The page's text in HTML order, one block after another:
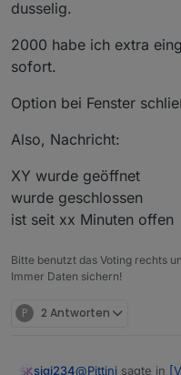
dusselig.
2000 habe ich extra
sofort.
Option bei Fenster
Also, Nachricht:
XY wurde geöffnet
wurde geschlossen
ist seit xx Minuten offen
Bitte benutzt das Voting rechts
Immer Daten sichern!
P 2 Antworten
sigi234@Pittini sagte in